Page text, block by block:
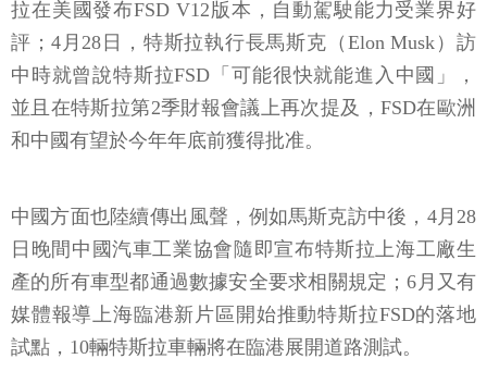
拉在美國發布FSD V12版本，自動駕駛能力受業界好
評；4月28日，特斯拉執行長馬斯克（Elon Musk）訪
中時就曾說特斯拉FSD「可能很快就能進入中國」，
並且在特斯拉第2季財報會議上再次提及，FSD在歐洲
和中國有望於今年年底前獲得批准。
中國方面也陸續傳出風聲，例如馬斯克訪中後，4月28
日晚間中國汽車工業協會隨即宣布特斯拉上海工廠生
產的所有車型都通過數據安全要求相關規定；6月又有
媒體報導上海臨港新片區開始推動特斯拉FSD的落地
試點，10輛特斯拉車輛將在臨港展開道路測試。